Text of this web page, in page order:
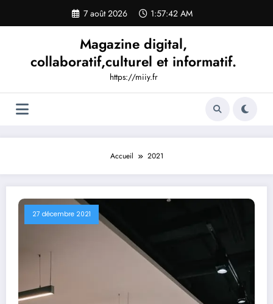
contenu
7 août 2026 1:57:43 AM
Magazine digital,
collaboratif,culturel et informatif.
https://miiy.fr
Accueil 2021
27 décembre 2021